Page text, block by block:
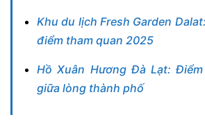
Khu du lịch Fresh Garden
điểm tham quan 2025
Hồ Xuân Hương Đà Lạt:
giữa lòng thành phố